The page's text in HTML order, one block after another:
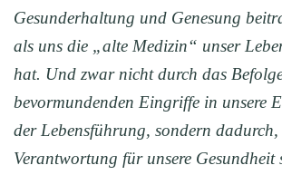
Gesunderhaltung und Genesung
als uns die „alte Medizin“ unser
hat. Und zwar nicht durch das
bevormundenden Eingriffe in unsere
der Lebensführung, sondern
Verantwortung für unsere Gesundheit